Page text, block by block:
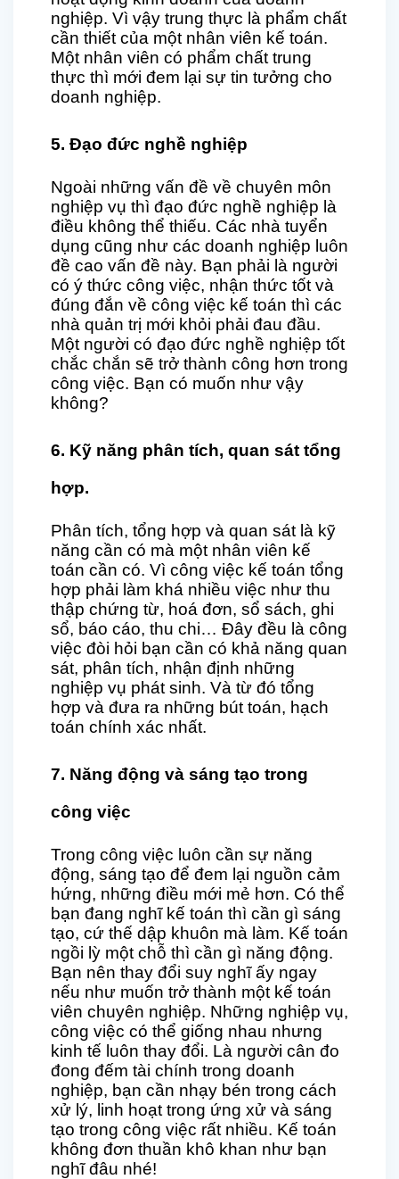
nghiệp. Vì vậy trung thực là phẩm chất
cần thiết của một nhân viên kế toán.
Một nhân viên có phẩm chất trung
thực thì mới đem lại sự tin tưởng cho
doanh nghiệp.
5. Đạo đức nghề nghiệp
Ngoài những vấn đề về chuyên môn
nghiệp vụ thì đạo đức nghề nghiệp là
điều không thể thiếu. Các nhà tuyển
dụng cũng như các doanh nghiệp luôn
đề cao vấn đề này. Bạn phải là người
có ý thức công việc, nhận thức tốt và
đúng đắn về công việc kế toán thì các
nhà quản trị mới khỏi phải đau đầu.
Một người có đạo đức nghề nghiệp tốt
chắc chắn sẽ trở thành công hơn trong
công việc. Bạn có muốn như vậy
không?
6. Kỹ năng phân tích, quan sát tổng
hợp.
Phân tích, tổng hợp và quan sát là kỹ
năng cần có mà một nhân viên kế
toán cần có. Vì công việc kế toán tổng
hợp phải làm khá nhiều việc như thu
thập chứng từ, hoá đơn, sổ sách, ghi
sổ, báo cáo, thu chi… Đây đều là công
việc đòi hỏi bạn cần có khả năng quan
sát, phân tích, nhận định những
nghiệp vụ phát sinh. Và từ đó tổng
hợp và đưa ra những bút toán, hạch
toán chính xác nhất.
7. Năng động và sáng tạo trong
công việc
Trong công việc luôn cần sự năng
động, sáng tạo để đem lại nguồn cảm
hứng, những điều mới mẻ hơn. Có thể
bạn đang nghĩ kế toán thì cần gì sáng
tạo, cứ thế dập khuôn mà làm. Kế toán
ngồi lỳ một chỗ thì cần gì năng động.
Bạn nên thay đổi suy nghĩ ấy ngay
nếu như muốn trở thành một kế toán
viên chuyên nghiệp. Những nghiệp vụ,
công việc có thể giống nhau nhưng
kinh tế luôn thay đổi. Là người cân đo
đong đếm tài chính trong doanh
nghiệp, bạn cần nhạy bén trong cách
xử lý, linh hoạt trong ứng xử và sáng
tạo trong công việc rất nhiều. Kế toán
không đơn thuần khô khan như bạn
nghĩ đâu nhé!